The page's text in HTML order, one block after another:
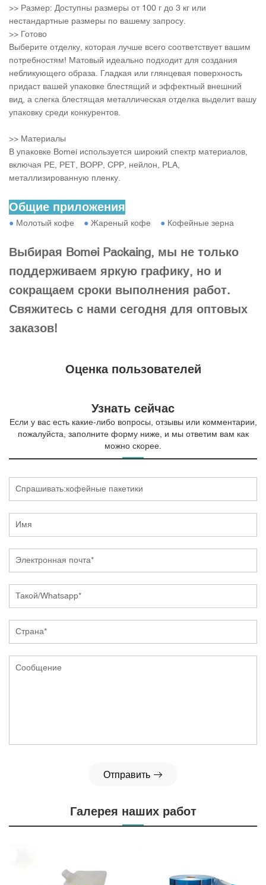
>> Размер: Доступны размеры от 100 г до 3 кг или
нестандартные размеры по вашему запросу.
>> Готово
Выберите отделку, которая лучше всего соответствует вашим
потребностям! Матовый идеально подходит для создания
небликующего образа. Гладкая или глянцевая поверхность
придаст вашей упаковке блестящий и эффектный внешний
вид, а слегка блестящая металлическая отделка выделит вашу
упаковку среди конкурентов.
>> Материалы
В упаковке Bomei используется широкий спектр материалов,
включая PE, PET, BOPP, CPP, нейлон, PLA,
металлизированную пленку.
Общие приложения
● Молотый кофе ● Жареный кофе ● Кофейные зерна
Выбирая Bomei Packaing, мы не только
поддерживаем яркую графику, но и
сокращаем сроки выполнения работ.
Свяжитесь с нами сегодня для оптовых
заказов!
Оценка пользователей
Узнать сейчас
Если у вас есть какие-либо вопросы, отзывы или комментарии,
пожалуйста, заполните форму ниже, и мы ответим вам как
можно скорее.
Отправить
Галерея наших работ